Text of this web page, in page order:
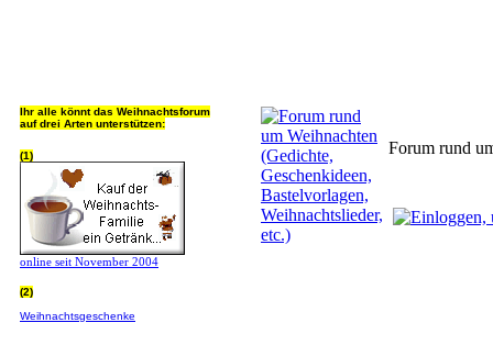
Ihr alle könnt das Weihnachtsforum
auf drei Arten unterstützen:
(1)
online seit November 2004
(2)
Weihnachtsgeschenke
Forum rund